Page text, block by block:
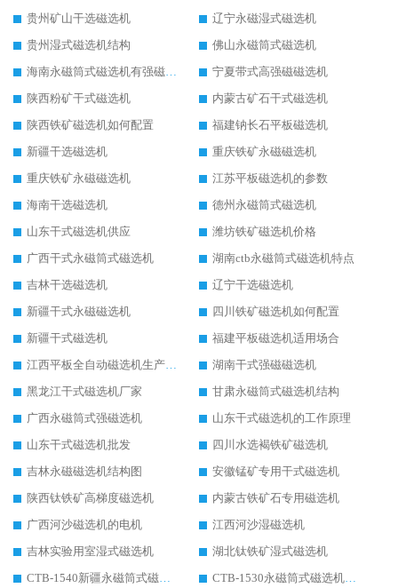
贵州矿山干选磁选机
辽宁永磁湿式磁选机
贵州湿式磁选机结构
佛山永磁筒式磁选机
海南永磁筒式磁选机有强磁的吗
宁夏带式高强磁磁选机
陕西粉矿干式磁选机
内蒙古矿石干式磁选机
陕西铁矿磁选机如何配置
福建钠长石平板磁选机
新疆干选磁选机
重庆铁矿永磁磁选机
重庆铁矿永磁磁选机
江苏平板磁选机的参数
海南干选磁选机
德州永磁筒式磁选机
山东干式磁选机供应
潍坊铁矿磁选机价格
广西干式永磁筒式磁选机
湖南ctb永磁筒式磁选机特点
吉林干选磁选机
辽宁干选磁选机
新疆干式永磁磁选机
四川铁矿磁选机如何配置
新疆干式磁选机
福建平板磁选机适用场合
江西平板全自动磁选机生产厂家
湖南干式强磁磁选机
黑龙江干式磁选机厂家
甘肃永磁筒式磁选机结构
广西永磁筒式强磁选机
山东干式磁选机的工作原理
山东干式磁选机批发
四川水选褐铁矿磁选机
吉林永磁磁选机结构图
安徽锰矿专用干式磁选机
陕西钛铁矿高梯度磁选机
内蒙古铁矿石专用磁选机
广西河沙磁选机的电机
江西河沙湿磁选机
吉林实验用室湿式磁选机
湖北钛铁矿湿式磁选机
CTB-1540新疆永磁筒式磁选机
CTB-1530永磁筒式磁选机代理商